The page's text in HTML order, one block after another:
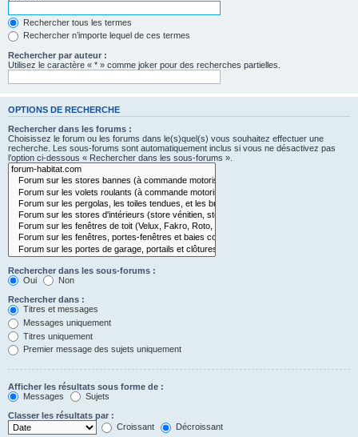
Rechercher tous les termes
Rechercher n’importe lequel de ces termes
Rechercher par auteur :
Utilisez le caractère « * » comme joker pour des recherches partielles.
OPTIONS DE RECHERCHE
Rechercher dans les forums :
Choisissez le forum ou les forums dans le(s)quel(s) vous souhaitez effectuer une
recherche. Les sous-forums sont automatiquement inclus si vous ne désactivez pas
l’option ci-dessous « Rechercher dans les sous-forums ».
Rechercher dans les sous-forums :
Oui
Non
Rechercher dans :
Titres et messages
Messages uniquement
Titres uniquement
Premier message des sujets uniquement
Afficher les résultats sous forme de :
Messages
Sujets
Classer les résultats par :
Croissant
Décroissant